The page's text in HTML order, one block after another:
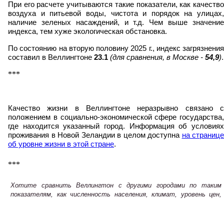
При его расчете учитываются такие показатели, как качество
воздуха и питьевой воды, чистота и порядок на улицах,
наличие зеленых насаждений, и т.д. Чем выше значение
индекса, тем хуже экологическая обстановка.
По состоянию на вторую половину 2025 г., индекс загрязнения
составил в Веллингтоне 23.1 (для сравнения, в Москве - 54,9).
***
Качество жизни в Веллингтоне неразрывно связано с
положением в социально-экономической сфере государства,
где находится указанный город. Информация об условиях
проживания в Новой Зеландии в целом доступна на странице
об уровне жизни в этой стране.
***
Хотите сравнить Веллингтон с другими городами по таким
показателям, как численность населения, климат, уровень цен,